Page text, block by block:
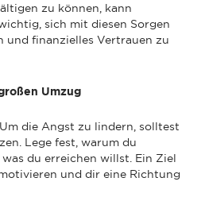
zu können, kann
sich mit diesen Sorgen
und finanzielles Vertrauen zu
Umzug
die Angst zu lindern, solltest
Lege fest, warum du
du erreichen willst. Ein Ziel
und dir eine Richtung